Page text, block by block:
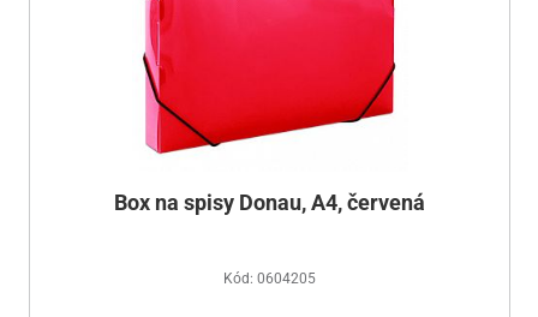
Box na spisy Donau, A4, červená
Kód: 0604205